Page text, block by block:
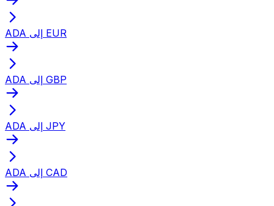
ADA إلى EUR
ADA إلى GBP
ADA إلى JPY
ADA إلى CAD